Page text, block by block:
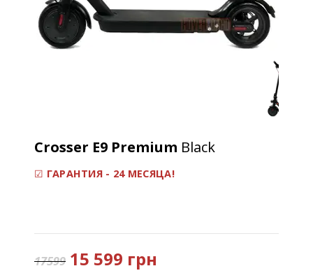
Crosser E9 Premium Black
☑ ГАРАНТИЯ - 24 МЕСЯЦА!
17599 15 599 грн